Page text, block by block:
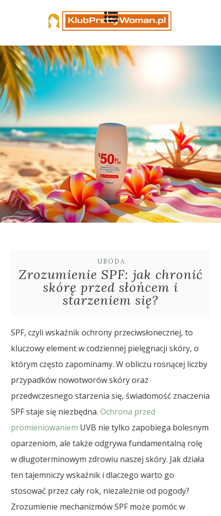
URODA
Zrozumienie SPF: jak chronić
skórę przed słońcem i
starzeniem się?
SPF, czyli wskaźnik ochrony przeciwsłonecznej, to
kluczowy element w codziennej pielęgnacji skóry, o
którym często zapominamy. W obliczu rosnącej liczby
przypadków nowotworów skóry oraz
przedwczesnego starzenia się, świadomość znaczenia
SPF staje się niezbędna.Ochrona przed
promieniowaniem UVB nie tylko zapobiega bolesnym
oparzeniom, ale także odgrywa fundamentalną rolę
w długoterminowym zdrowiu naszej skóry. Jak działa
ten tajemniczy wskaźnik i dlaczego warto go
stosować przez cały rok, niezależnie od pogody?
Zrozumienie mechanizmów SPF może pomóc w